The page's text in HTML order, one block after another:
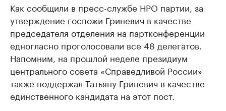
Как сообщили в пресс-службе НРО партии, за
утверждение госпожи Гриневич в качестве
председателя отделения на партконференции
едногласно проголосовали все 48 делегатов.
Напомним, на прошлой неделе президиум
центрального совета «Справедливой России»
также поддержал Татьяну Гриневич в качестве
единственного кандидата на этот пост.